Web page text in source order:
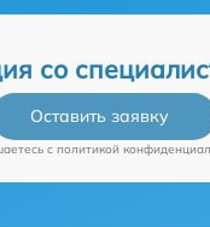
со
Оставить заявку
c политикой